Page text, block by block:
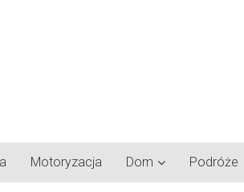
Motoryzacja Dom Podróże